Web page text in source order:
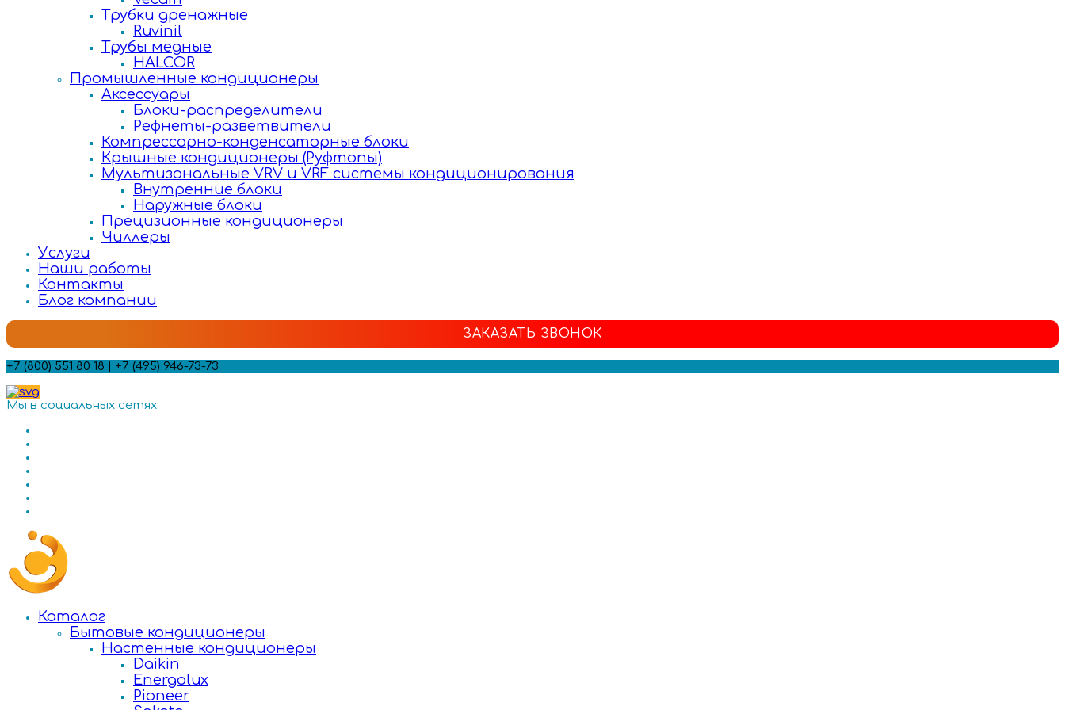
Трубки дренажные
Ruvinil
Трубы медные
HALCOR
Промышленные кондиционеры
Аксессуары
Блоки-распределители
Рефнеты-разветвители
Компрессорно-конденсаторные блоки
Крышные кондиционеры (Руфтопы)
Мультизональные VRV и VRF системы кондиционирования
Внутренние блоки
Наружные блоки
Прецизионные кондиционеры
Чиллеры
Услуги
Наши работы
Контакты
Блог компании
ЗАКАЗАТЬ ЗВОНОК
+7 (800) 551 80 18 | +7 (495) 946-73-73
Мы в социальных сетях:
Каталог
Бытовые кондиционеры
Настенные кондиционеры
Daikin
Energolux
Pioneer